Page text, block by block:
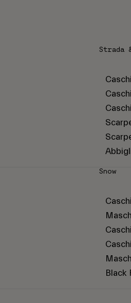
Strada
Snow
Black